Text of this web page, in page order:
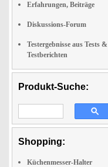
Erfahrungen, Beiträge
Diskussions-Forum
Testergebnisse aus Tests &
Testberichten
Produkt-Suche:
Shopping:
Küchenmesser-Halter